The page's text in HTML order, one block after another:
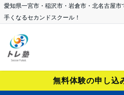
愛知県一宮市・稲沢市・岩倉市・北名古屋
手くなるセカンドスクール！
無料体験の申し込